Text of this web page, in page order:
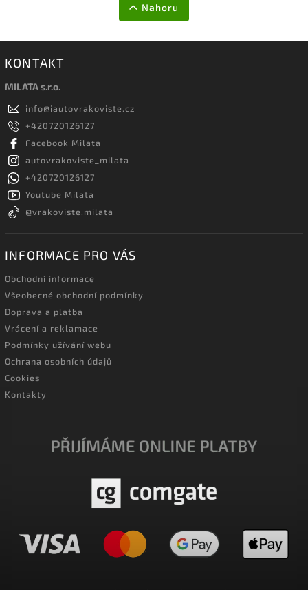
Nahoru
KONTAKT
MILATA s.r.o.
info@iautovrakoviste.cz
+420720126127
Facebook Milata
autovrakoviste_milata
+420720126127
Youtube Milata
@vrakoviste.milata
INFORMACE PRO VÁS
Obchodní informace
Všeobecné obchodní podmínky
Doprava a platba
Vrácení a reklamace
Podmínky užívání webu
Ochrana osobních údajů
Cookies
Kontakty